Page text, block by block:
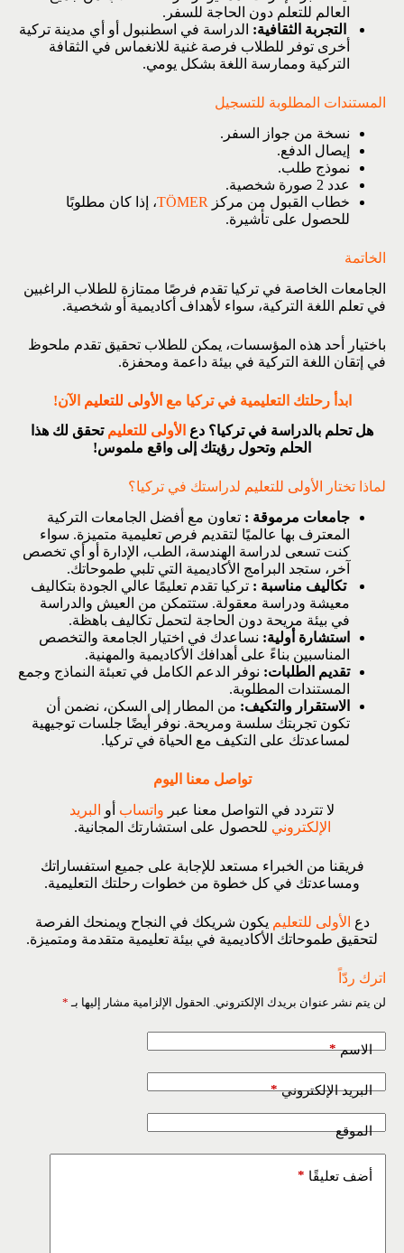
العالم للتعلم دون الحاجة للسفر.
التجربة الثقافية: الدراسة في اسطنبول أو أي مدينة تركية
أخرى توفر للطلاب فرصة غنية للانغماس في الثقافة
التركية وممارسة اللغة بشكل يومي.
المستندات المطلوبة للتسجيل
نسخة من جواز السفر.
إيصال الدفع.
نموذج طلب.
عدد 2 صورة شخصية.
خطاب القبول من مركز TÖMER، إذا كان مطلوبًا
للحصول على تأشيرة.
الخاتمة
الجامعات الخاصة في تركيا تقدم فرصًا ممتازة للطلاب الراغبين
في تعلم اللغة التركية، سواء لأهداف أكاديمية أو شخصية.
باختيار أحد هذه المؤسسات، يمكن للطلاب تحقيق تقدم ملحوظ
في إتقان اللغة التركية في بيئة داعمة ومحفزة.
ابدأ رحلتك التعليمية في تركيا مع الأولى للتعليم الآن!
هل تحلم بالدراسة في تركيا؟ دع الأولى للتعليم تحقق لك هذا
الحلم وتحول رؤيتك إلى واقع ملموس!
لماذا تختار الأولى للتعليم لدراستك في تركيا؟
جامعات مرموقة : تعاون مع أفضل الجامعات التركية
المعترف بها عالميًا لتقديم فرص تعليمية متميزة. سواء
كنت تسعى لدراسة الهندسة، الطب، الإدارة أو أي تخصص
آخر، ستجد البرامج الأكاديمية التي تلبي طموحاتك.
تكاليف مناسبة : تركيا تقدم تعليمًا عالي الجودة بتكاليف
معيشة ودراسة معقولة. ستتمكن من العيش والدراسة
في بيئة مريحة دون الحاجة لتحمل تكاليف باهظة.
استشارة أولية: نساعدك في اختيار الجامعة والتخصص
المناسبين بناءً على أهدافك الأكاديمية والمهنية.
تقديم الطلبات: نوفر الدعم الكامل في تعبئة النماذج وجمع
المستندات المطلوبة.
الاستقرار والتكيف: من المطار إلى السكن، نضمن أن
تكون تجربتك سلسة ومريحة. نوفر أيضًا جلسات توجيهية
لمساعدتك على التكيف مع الحياة في تركيا.
تواصل معنا اليوم
لا تتردد في التواصل معنا عبر واتساب أو البريد
الإلكتروني للحصول على استشارتك المجانية.
فريقنا من الخبراء مستعد للإجابة على جميع استفساراتك
ومساعدتك في كل خطوة من خطوات رحلتك التعليمية.
دع الأولى للتعليم يكون شريكك في النجاح ويمنحك الفرصة
لتحقيق طموحاتك الأكاديمية في بيئة تعليمية متقدمة ومتميزة.
اترك ردّاً
لن يتم نشر عنوان بريدك الإلكتروني. الحقول الإلزامية مشار إليها بـ *
الاسم*
البريد الإلكتروني*
الموقع
أضف تعليقًا *